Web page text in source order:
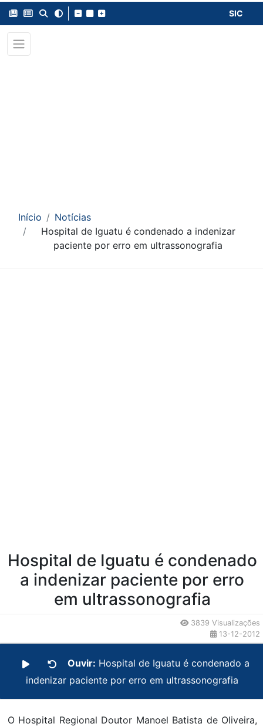
SIC
Início
Notícias
Hospital de Iguatu é condenado a indenizar
paciente por erro em ultrassonografia
Hospital de Iguatu é condenado
a indenizar paciente por erro
em ultrassonografia
3839 Visualizações
13-12-2012
Ouvir: Hospital de Iguatu é condenado a
indenizar paciente por erro em ultrassonografia
O Hospital Regional Doutor Manoel Batista de Oliveira,